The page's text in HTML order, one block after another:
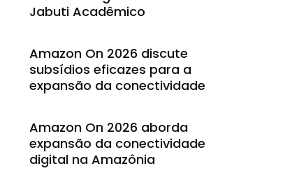
Jabuti Acadêmico
Amazon On 2026 discute
subsídios eficazes para a
expansão da conectividade
Amazon On 2026 aborda
expansão da conectividade
digital na Amazônia